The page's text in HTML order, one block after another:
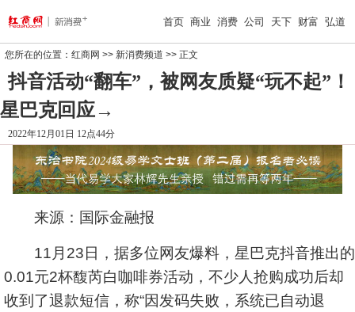
首页 商业 消费 公司 天下 财富 弘道
您所在的位置： 红商网 >> 新消费频道 >> 正文
抖音活动“翻车”，被网友质疑“玩不起”！
星巴克回应→
2022年12月01日 12点44分
来源：国际金融报
11月23日，据多位网友爆料，星巴克抖音推出的
0.01元2杯馥芮白咖啡券活动，不少人抢购成功后却
收到了退款短信，称“因发码失败，系统已自动退